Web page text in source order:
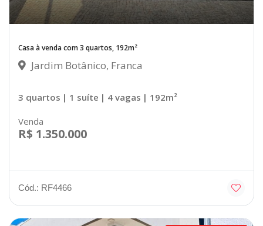
Casa à venda com 3 quartos, 192m²
Jardim Botânico, Franca
3 quartos | 1 suíte | 4 vagas | 192m²
Venda
R$ 1.350.000
Cód.: RF4466